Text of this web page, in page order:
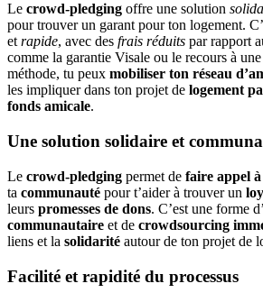
Le crowd-pledging offre une solution
pour trouver un garant pour ton logement.
et rapide, avec des frais réduits par rapport
comme la garantie Visale ou le recours à
méthode, tu peux mobiliser ton réseau
les impliquer dans ton projet de logement
fonds amicale.
Une solution solidaire et
Le crowd-pledging permet de faire appel
ta communauté pour t’aider à trouver un
leurs promesses de dons. C’est une forme d’
communautaire et de crowdsourcing
liens et la solidarité autour de ton projet de
Facilité et rapidité du processus